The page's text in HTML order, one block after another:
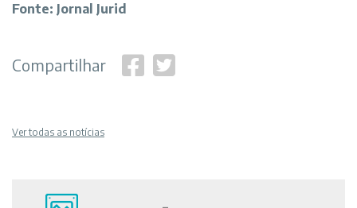
Fonte: Jornal Jurid
Compartilhar
Ver todas as notícias